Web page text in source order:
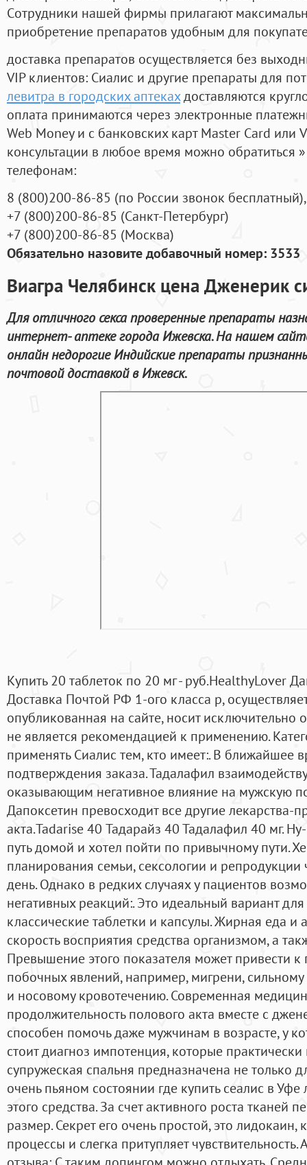
Cотрудники нашей фирмы прилагают
приобретение препаратов удобным для
доставка препаратов осуществляется без
VIP клиентов: Сиалис и другие препараты для
левитра в городских аптекахдоставляются
оплата принимаются через электронные
Web Money и с банковских карт Master Card или
консультации в любое время можно обратиться
телефонам:
8 (800)200-86-85 (по России звонок бесплатный),
+7 (800)200-86-85 (Санкт-Петербург)
+7 (800)200-86-85 (Москва)
Обязательно назовите добавочный номер: 3533
Виагра Челябинск цена Дженерик
Для отличного секса проверенные препараты
интернет- аптеке города Ижевска. На нашем
онлайн недорогие Индийские препараты
почтовой доставкой в Ижевск.
Купить 20 таблеток по 20 мг - руб.HealthyLover
Доставка Почтой РФ 1-ого класса р,
опубликованная на сайте, носит исключительно
не является рекомендацией к применению.
применять Сиалис тем, кто имеет:. В ближайшее
подтверждения заказа. Тадалафил
оказывающим негативное влияние на мужскую
Дапоксетин превосходит все другие лекарства-
акта.Tadarise 40 Тадарайз 40 Тадалафил 40 мг.
путь домой и хотел пойти по привычному пути.
планирования семьи, сексологии и репродукции
день. Однако в редких случаях у пациентов
негативных реакций:. Это идеальный вариант
классические таблетки и капсулы. Жирная еда и
скорость восприятия средства организмом, а
Превышение этого показателя может привести
побочных явлений, например, мигрени,
и носовому кровотечению. Современная
продолжительность полового акта вместе с
способен помочь даже мужчинам в возрасте, у
стоит диагноз импотенция, которые
супружеская спальня предназначена не только
очень пьяном состоянии где купить сеалис в
этого средства. За счет активного роста тканей
размер. Секрет его очень простой, это
процессы и слегка притупляет